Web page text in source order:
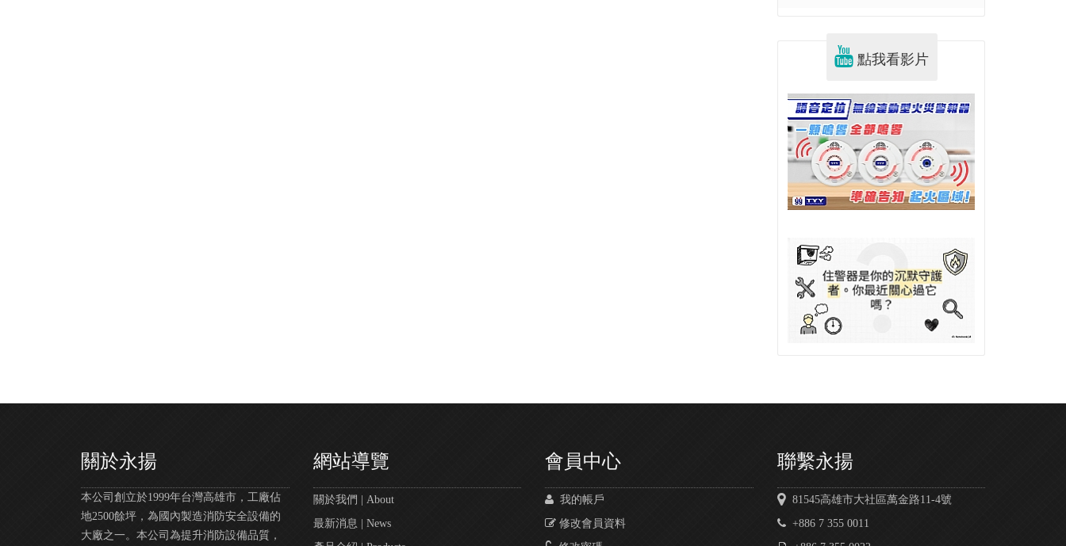
點我看影片
關於永揚
本公司創立於1999年台灣高雄市，工廠佔
地2500餘坪，為國內製造消防安全設備的
大廠之一。本公司為提升消防設備品質，
網站導覽
關於我們 | About
最新消息 | News
會員中心
我的帳戶
修改會員資料
聯繫永揚
81545高雄市大社區萬金路11-4號
+886 7 355 0011